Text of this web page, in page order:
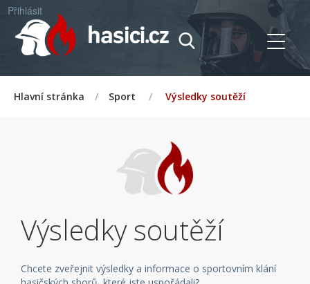
Přihlásit
Hlavní stránka / Sport / Výsledky soutěží
Výsledky soutěží
Chcete zveřejnit výsledky a informace o sportovním klání